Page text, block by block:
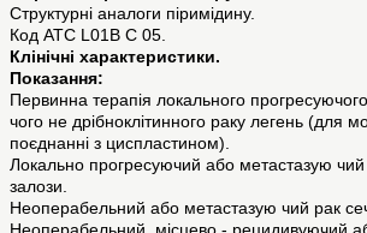
Структурні аналоги піримідину.
Код АТС L01B С 05.
Клінічні характеристики.
Показання:
Первинна терапія локального
чого не дрібноклітинного раку легень (для
поєднанні з циспластином).
Локально прогресуючий або метастазую чий
залози.
Неоперабельний або метастазую чий рак